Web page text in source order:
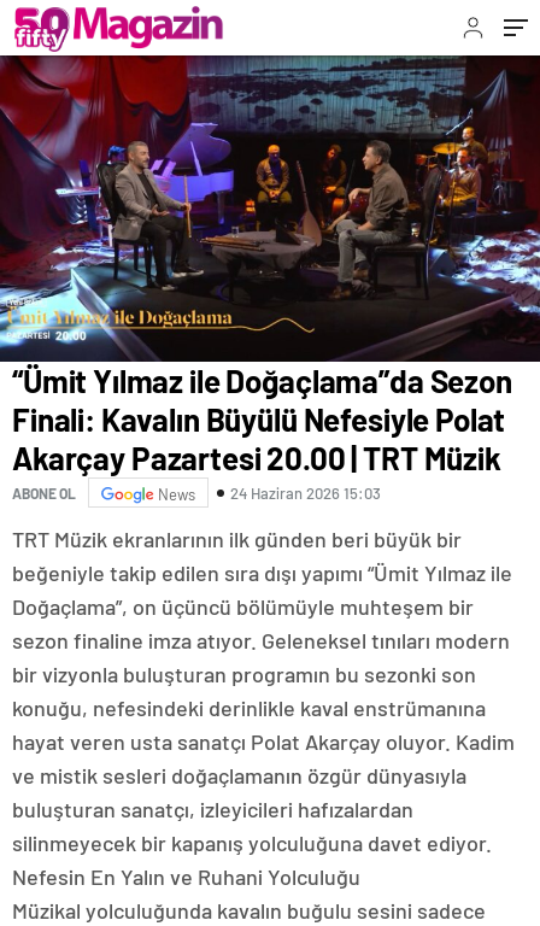
Pazartesi 20.00 | TRT Müzik
“Ümit Yılmaz ile Doğaçlama”da Sezon
Finali: Kavalın Büyülü Nefesiyle Polat
Akarçay Pazartesi 20.00 | TRT Müzik
ABONE OL News 24 Haziran 2026 15:03
TRT Müzik ekranlarının ilk günden beri büyük bir
beğeniyle takip edilen sıra dışı yapımı “Ümit Yılmaz ile
Doğaçlama”, on üçüncü bölümüyle muhteşem bir
sezon finaline imza atıyor. Geleneksel tınıları modern
bir vizyonla buluşturan programın bu sezonki son
konuğu, nefesindeki derinlikle kaval enstrümanına
hayat veren usta sanatçı Polat Akarçay oluyor. Kadim
ve mistik sesleri doğaçlamanın özgür dünyasıyla
buluşturan sanatçı, izleyicileri hafızalardan
silinmeyecek bir kapanış yolculuğuna davet ediyor.
Nefesin En Yalın ve Ruhani Yolculuğu
Müzikal yolculuğunda kavalın buğulu sesini sadece